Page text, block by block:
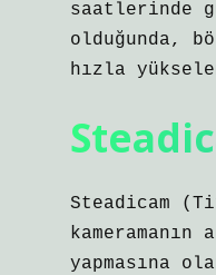
saatlerinde
olduğunda,
hızla
Steadicam
yapmasına